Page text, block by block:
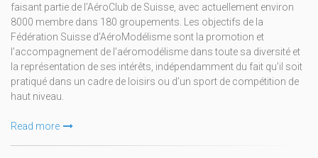
faisant partie de l’AéroClub de Suisse, avec actuellement environ
8000 membre dans 180 groupements. Les objectifs de la
Fédération Suisse d’AéroModélisme sont la promotion et
l’accompagnement de l’aéromodélisme dans toute sa diversité et
la représentation de ses intérêts, indépendamment du fait qu’il soit
pratiqué dans un cadre de loisirs ou d’un sport de compétition de
haut niveau.
Read more